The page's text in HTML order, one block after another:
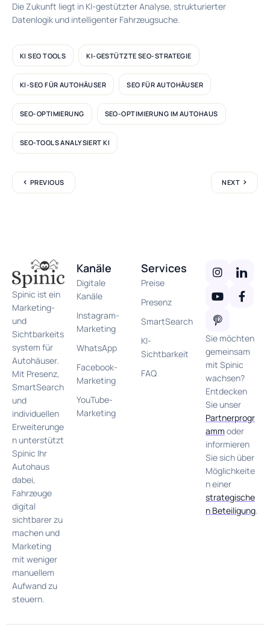
Die Zukunft liegt in KI-gestützter Analyse, strukturierter
Datenlogik und intelligenter Fahrzeugsuche.
KI SEO TOOLS KI-GESTÜTZTE SEO-STRATEGIE
KI-SEO FÜR AUTOHÄUSER SEO FÜR AUTOHÄUSER
SEO-OPTIMIERUNG SEO-OPTIMIERUNG IM AUTOHAUS
SEO-TOOLS ANALYSIERT KI
PREVIOUS NEXT
Spinic ist ein
Marketing-
und
Sichtbarkeits
system für
Autohäuser.
Mit Presenz,
SmartSearch
und
individuellen
Erweiterunge
n unterstützt
Spinic Ihr
Autohaus
dabei,
Fahrzeuge
digital
sichtbarer zu
machen und
Marketing
mit weniger
manuellem
Aufwand zu
steuern.
Kanäle
Digitale
Kanäle
Instagram-
Marketing
WhatsApp
Facebook-
Marketing
YouTube-
Marketing
Services
Preise
Presenz
SmartSearch
KI-
Sichtbarkeit
FAQ
Sie möchten
gemeinsam
mit Spinic
wachsen?
Entdecken
Sie unser
Partnerprogr
amm oder
informieren
Sie sich über
Möglichkeite
n einer
strategische
n Beteiligung.